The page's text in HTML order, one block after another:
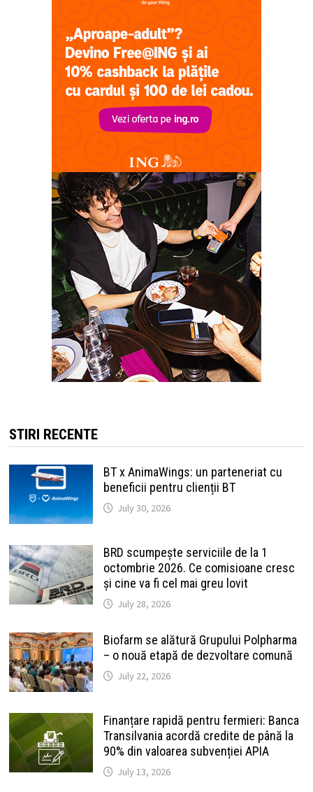
STIRI RECENTE
BT x AnimaWings: un parteneriat cu
beneficii pentru clienții BT
July 30, 2026
BRD scumpește serviciile de la 1
octombrie 2026. Ce comisioane cresc
și cine va fi cel mai greu lovit
July 28, 2026
Biofarm se alătură Grupului Polpharma
– o nouă etapă de dezvoltare comună
July 22, 2026
Finanțare rapidă pentru fermieri: Banca
Transilvania acordă credite de până la
90% din valoarea subvenției APIA
July 13, 2026